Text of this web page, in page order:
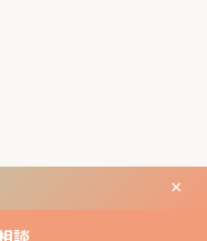
わせ
All Rights Reserved.
×